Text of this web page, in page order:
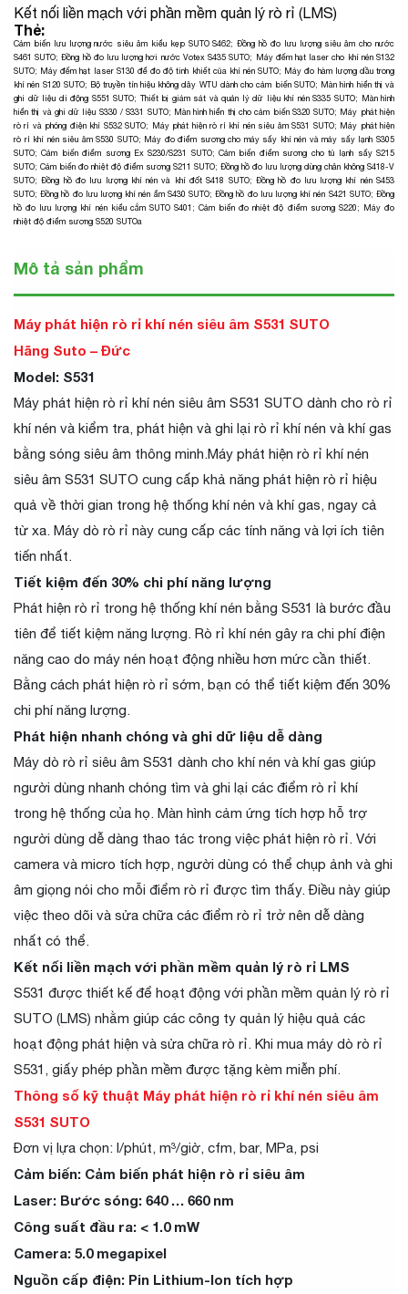
Kết nối liền mạch với phần mềm quản lý rò rỉ (LMS)
Thẻ:
Cảm biến lưu lượng nước siêu âm kiểu kẹp SUTO S462;Đồng hồ đo lưu lượng siêu âm cho nước
S461 SUTO;Đồng hồ đo lưu lượng hơi nước Votex S435 SUTO; Máy đếm hạt laser cho khí nén S132
SUTO; Máy đếm hạt laser S130 để đo độ tinh khiết của khí nén SUTO; Máy đo hàm lượng dầu trong
khí nén S120 SUTO; Bộ truyền tín hiệu không dây WTU dành cho cảm biến SUTO; Màn hình hiển thị và
ghi dữ liệu di động S551 SUTO; Thiết bị giám sát và quản lý dữ liệu khí nén S335 SUTO; Màn hình
hiển thị và ghi dữ liệu S330 / S331 SUTO; Màn hình hiển thị cho cảm biến S320 SUTO; Máy phát hiện
rò rỉ và phóng điện khí S532 SUTO; Máy phát hiện rò rỉ khí nén siêu âm S531 SUTO; Máy phát hiện
rò rỉ khí nén siêu âm S530 SUTO; Máy đo điểm sương cho máy sấy khí nén và máy sấy lạnh S305
SUTO;Cảm biến điểm sương Ex S230/S231 SUTO; Cảm biến điểm sương cho tủ lạnh sấy S215
SUTO; Cảm biến đo nhiệt độ điểm sương S211 SUTO; Đồng hồ đo lưu lượng dùng chân không S418-V
SUTO;Đồng hồ đo lưu lượng khí nén và khí đốt S418 SUTO; Đồng hồ đo lưu lượng khí nén S453
SUTO;Đồng hồ đo lưu lượng khí nén ẩm S430 SUTO;Đồng hồ đo lưu lượng khí nén S421 SUTO;Đồng
hồ đo lưu lượng khí nén kiểu cắm SUTO S401 ;Cảm biến đo nhiệt độ điểm sương S220; Máy đo
nhiệt độ điểm sương S520 SUTOa
Mô tả sản phẩm
Máy phát hiện rò rỉ khí nén siêu âm S531 SUTO
Hãng Suto – Đức
Model: S531
Máy phát hiện rò rỉ khí nén siêu âm S531 SUTO dành cho rò rỉ
khí nén và kiểm tra, phát hiện và ghi lại rò rỉ khí nén và khí gas
bằng sóng siêu âm thông minh.Máy phát hiện rò rỉ khí nén
siêu âm S531 SUTO cung cấp khả năng phát hiện rò rỉ hiệu
quả về thời gian trong hệ thống khí nén và khí gas, ngay cả
từ xa. Máy dò rò rỉ này cung cấp các tính năng và lợi ích tiên
tiến nhất.
Tiết kiệm đến 30% chi phí năng lượng
Phát hiện rò rỉ trong hệ thống khí nén bằng S531 là bước đầu
tiên để tiết kiệm năng lượng. Rò rỉ khí nén gây ra chi phí điện
năng cao do máy nén hoạt động nhiều hơn mức cần thiết.
Bằng cách phát hiện rò rỉ sớm, bạn có thể tiết kiệm đến 30%
chi phí năng lượng.
Phát hiện nhanh chóng và ghi dữ liệu dễ dàng
Máy dò rò rỉ siêu âm S531 dành cho khí nén và khí gas giúp
người dùng nhanh chóng tìm và ghi lại các điểm rò rỉ khí
trong hệ thống của họ. Màn hình cảm ứng tích hợp hỗ trợ
người dùng dễ dàng thao tác trong việc phát hiện rò rỉ. Với
camera và micro tích hợp, người dùng có thể chụp ảnh và ghi
âm giọng nói cho mỗi điểm rò rỉ được tìm thấy. Điều này giúp
việc theo dõi và sửa chữa các điểm rò rỉ trở nên dễ dàng
nhất có thể.
Kết nối liền mạch với phần mềm quản lý rò rỉ LMS
S531 được thiết kế để hoạt động với phần mềm quản lý rò rỉ
SUTO (LMS) nhằm giúp các công ty quản lý hiệu quả các
hoạt động phát hiện và sửa chữa rò rỉ. Khi mua máy dò rò rỉ
S531, giấy phép phần mềm được tặng kèm miễn phí.
Thông số kỹ thuật Máy phát hiện rò rỉ khí nén siêu âm
S531 SUTO
Đơn vị lựa chọn: l/phút, m³/giờ, cfm, bar, MPa, psi
Cảm biến: Cảm biến phát hiện rò rỉ siêu âm
Laser: Bước sóng: 640 … 660 nm
Công suất đầu ra: < 1.0 mW
Camera: 5.0 megapixel
Nguồn cấp điện: Pin Lithium-Ion tích hợp